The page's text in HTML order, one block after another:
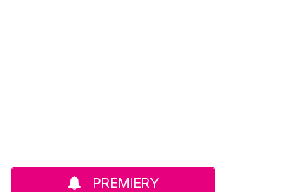
PREMIERY